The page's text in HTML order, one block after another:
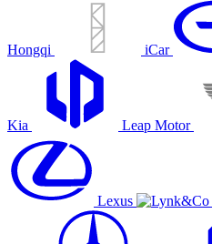
Hongqi iCar
Kia Leap Motor
Lexus